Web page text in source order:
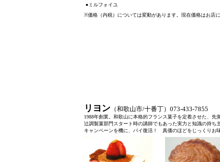
●ミルフォイユ
※価格（内税）については変動があります。現在価格はお店
リヨン （和歌山市/十番丁）073-433-7855
1988年創業。和歌山に本格的フランス菓子を定着させた、
辻調製菓部門スタート時の講師でもあった実力と知識の持
キャンペーンを機に、パイ復活！ 真価のほどをじっくりお